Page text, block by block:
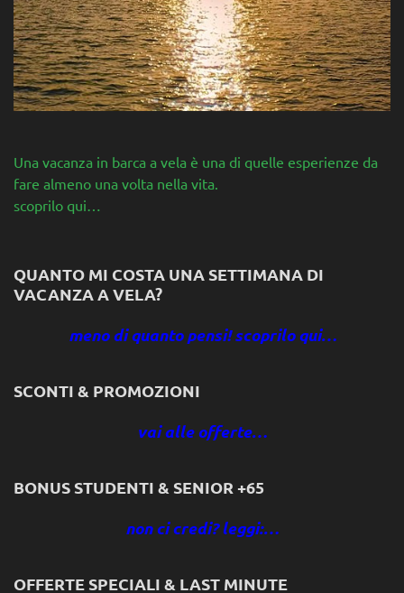
Una vacanza in barca a vela è una di quelle esperienze da
fare almeno una volta nella vita.
scoprilo qui…
QUANTO MI COSTA UNA SETTIMANA DI
VACANZA A VELA?
meno di quanto pensi! scoprilo qui…
SCONTI & PROMOZIONI
vai alle offerte…
BONUS STUDENTI & SENIOR +65
non ci credi? leggi:…
OFFERTE SPECIALI & LAST MINUTE